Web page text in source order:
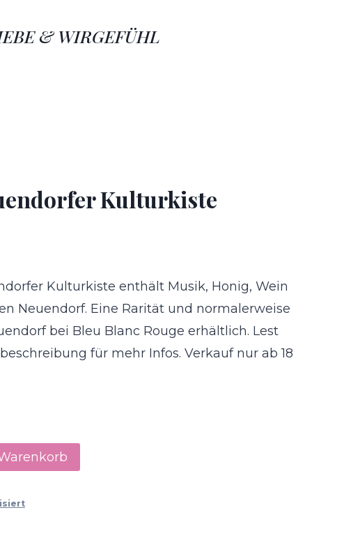
& WIRGEFÜHL
Kulturkiste
Kulturkiste enthält Musik, Honig, Wein
Neuendorf. Eine Rarität und normalerweise
bei Bleu Blanc Rouge erhältlich. Lest
für mehr Infos. Verkauf nur ab 18